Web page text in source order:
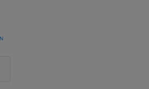
WENN NEUE KOMMENTARE VERÖFFENTLICHT